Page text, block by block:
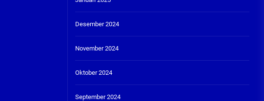
Desember 2024
November 2024
Oktober 2024
September 2024